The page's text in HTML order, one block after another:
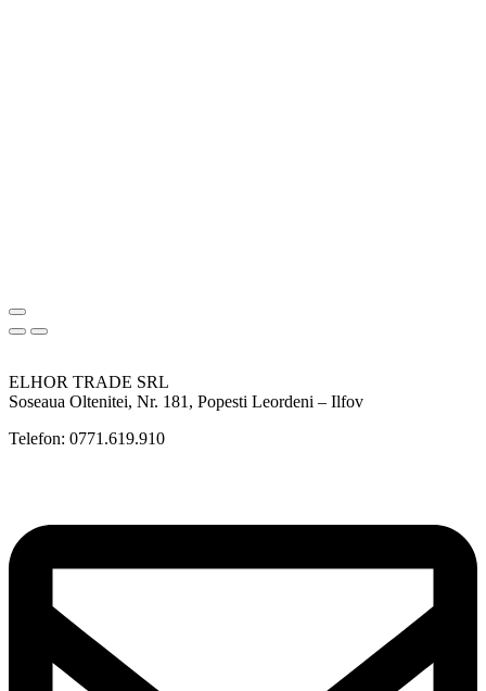
ELHOR TRADE SRL
Soseaua Oltenitei, Nr. 181, Popesti Leordeni – Ilfov
Telefon: 0771.619.910